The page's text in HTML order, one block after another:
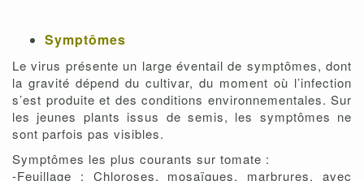
Symptômes
Le virus présente un large éventail de symptômes, dont
la gravité dépend du cultivar, du moment où l’infection
s’est produite et des conditions environnementales. Sur
les jeunes plants issus de semis, les symptômes ne
sont parfois pas visibles.
Symptômes les plus courants sur tomate :
-Feuillage : Chloroses, mosaïques, marbrures, avec